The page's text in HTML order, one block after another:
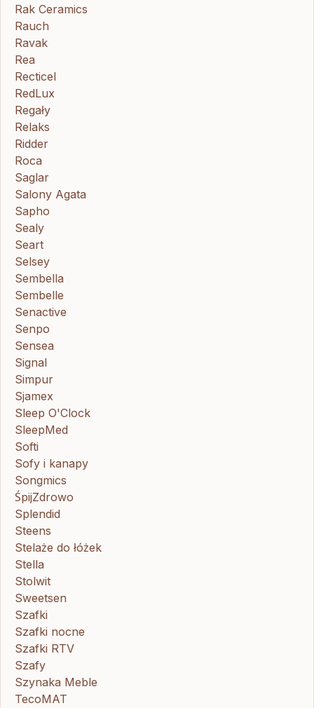
Rak Ceramics
Rauch
Ravak
Rea
Recticel
RedLux
Regały
Relaks
Ridder
Roca
Saglar
Salony Agata
Sapho
Sealy
Seart
Selsey
Sembella
Sembelle
Senactive
Senpo
Sensea
Signal
Simpur
Sjamex
Sleep O'Clock
SleepMed
Softi
Sofy i kanapy
Songmics
ŚpijZdrowo
Splendid
Steens
Stelaże do łóżek
Stella
Stolwit
Sweetsen
Szafki
Szafki nocne
Szafki RTV
Szafy
Szynaka Meble
TecoMAT